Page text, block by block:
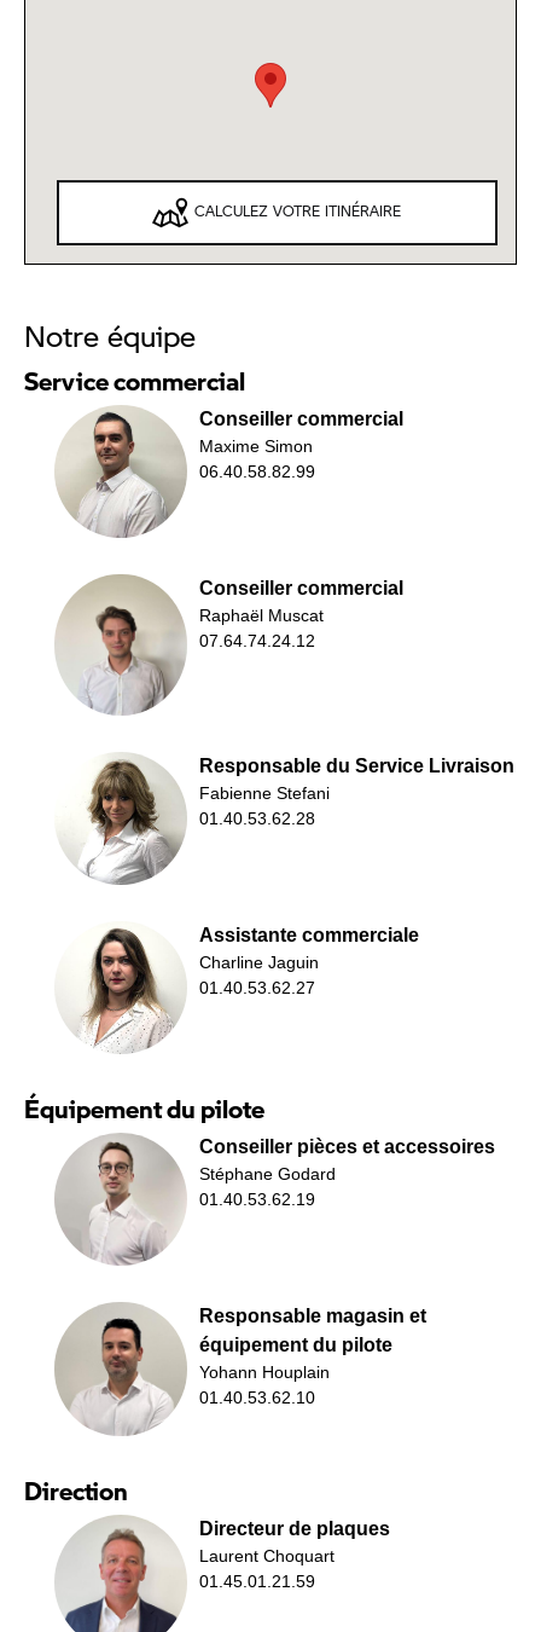
CALCULEZ VOTRE ITINÉRAIRE
Notre équipe
Service commercial
Conseiller commercial
Maxime Simon
06.40.58.82.99
Conseiller commercial
Raphaël Muscat
07.64.74.24.12
Responsable du Service Livraison
Fabienne Stefani
01.40.53.62.28
Assistante commerciale
Charline Jaguin
01.40.53.62.27
Équipement du pilote
Conseiller pièces et accessoires
Stéphane Godard
01.40.53.62.19
Responsable magasin et
équipement du pilote
Yohann Houplain
01.40.53.62.10
Direction
Directeur de plaques
Laurent Choquart
01.45.01.21.59